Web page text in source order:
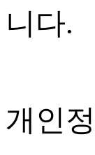
니다.
개인